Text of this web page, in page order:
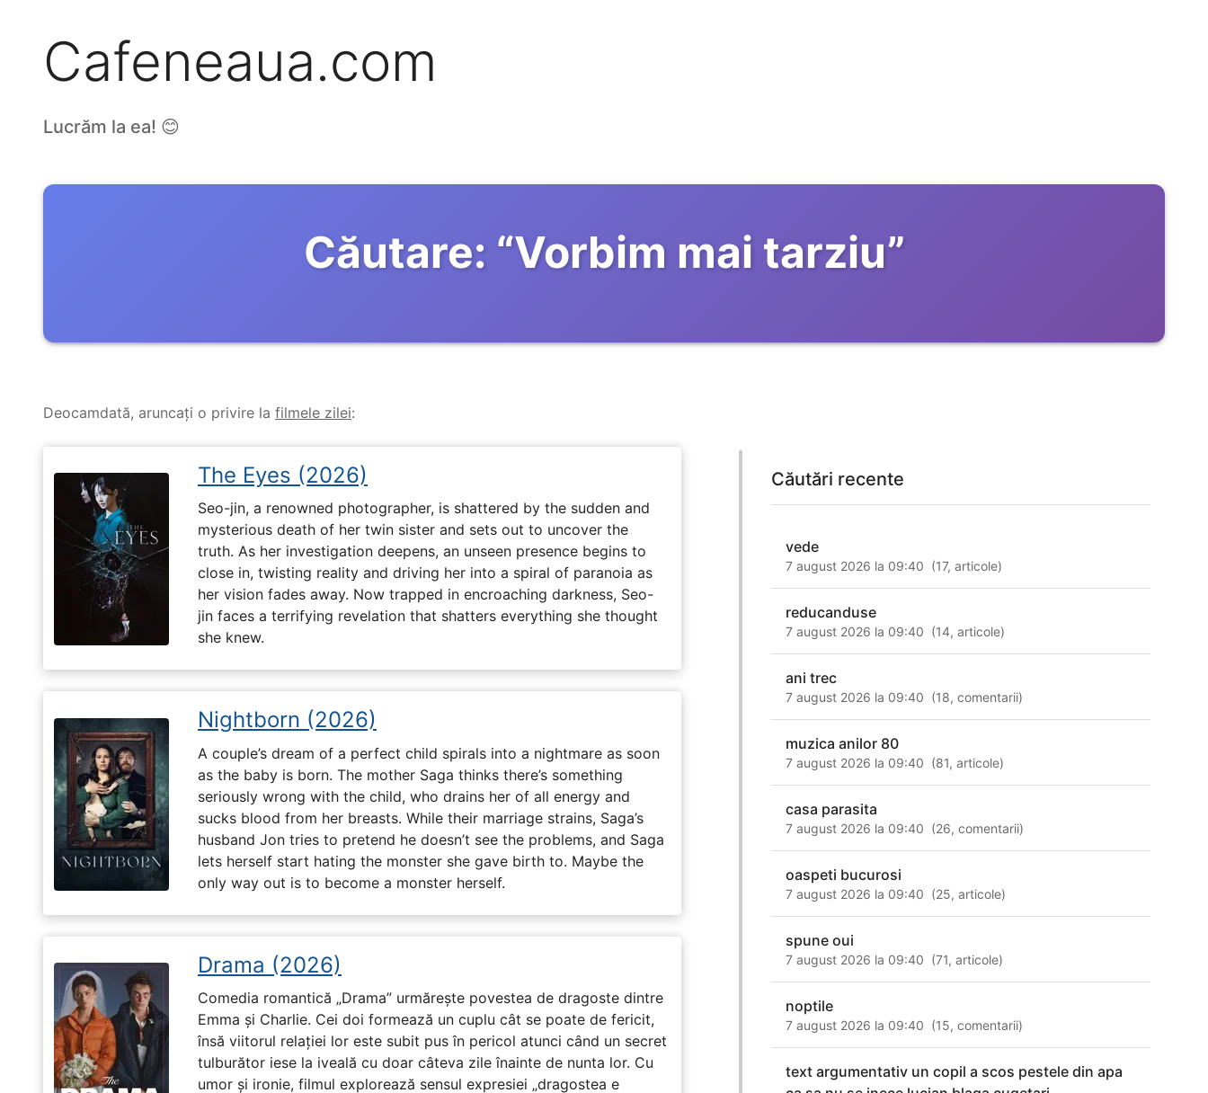
Cafeneaua.com
Lucrăm la ea! 😊
Căutare: “Vorbim mai tarziu”
Deocamdată, aruncați o privire la filmele zilei:
The Eyes (2026)
Seo-jin, a renowned photographer, is shattered by the sudden and
mysterious death of her twin sister and sets out to uncover the
truth. As her investigation deepens, an unseen presence begins to
close in, twisting reality and driving her into a spiral of paranoia as
her vision fades away. Now trapped in encroaching darkness, Seo-
jin faces a terrifying revelation that shatters everything she thought
she knew.
Nightborn (2026)
A couple’s dream of a perfect child spirals into a nightmare as soon
as the baby is born. The mother Saga thinks there’s something
seriously wrong with the child, who drains her of all energy and
sucks blood from her breasts. While their marriage strains, Saga’s
husband Jon tries to pretend he doesn’t see the problems, and Saga
lets herself start hating the monster she gave birth to. Maybe the
only way out is to become a monster herself.
Drama (2026)
Comedia romantică „Drama” urmărește povestea de dragoste dintre
Emma și Charlie. Cei doi formează un cuplu cât se poate de fericit,
însă viitorul relației lor este subit pus în pericol atunci când un secret
tulburător iese la iveală cu doar câteva zile înainte de nunta lor. Cu
umor și ironie, filmul explorează sensul expresiei „dragostea e
Căutări recente
vede
7 august 2026 la 09:40 (17,articole)
reducanduse
7 august 2026 la 09:40 (14,articole)
ani trec
7 august 2026 la 09:40 (18,comentarii)
muzica anilor 80
7 august 2026 la 09:40 (81,articole)
casa parasita
7 august 2026 la 09:40 (26,comentarii)
oaspeti bucurosi
7 august 2026 la 09:40 (25,articole)
spune oui
7 august 2026 la 09:40 (71,articole)
noptile
7 august 2026 la 09:40 (15,comentarii)
text argumentativ un copil a scos pestele din apa